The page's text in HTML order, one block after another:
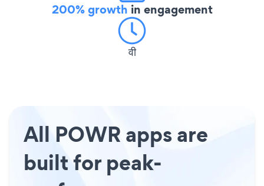
200% growth in engagement
वी
All POWR apps are
built for peak-